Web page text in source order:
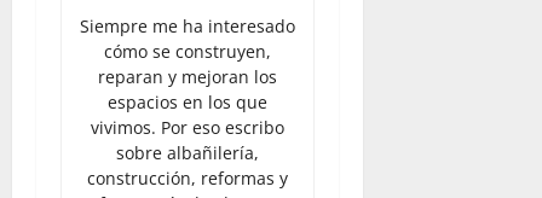
Siempre me ha interesado
cómo se construyen,
reparan y mejoran los
espacios en los que
vivimos. Por eso escribo
sobre albañilería,
construcción, reformas y